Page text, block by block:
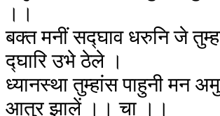
।।
बक्त मनीं सद्घाव धरुनि जे
द्घारि उभे ठेले ।
ध्यानस्था तुम्हांस पाहुनी मन
आतुर झालें ।। चा ।।